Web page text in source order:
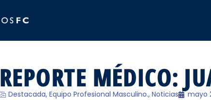
REPORTE MÉDICO:
Destacada, Equipo Profesional Masculino., Noticias mayo